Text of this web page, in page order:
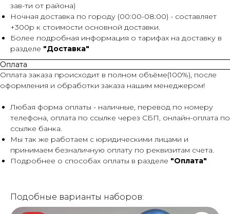
зав-ти от района)
Ночная доставка по городу (00:00-08:00) - составляет
+300р к стоимости основной доставки.
Более подробная информация о тарифах на доставку в
разделе "Доставка"
Оплата
Оплата заказа происходит в полном объёме(100%), после
оформления и обработки заказа нашим менеджером!
Любая форма оплаты - наличные, перевод по номеру
телефона, оплата по ссылке через СБП, онлайн-оплата по
ссылке банка.
Мы так же работаем с юридическими лицами и
принимаем безналичную оплату по реквизитам счета.
Подробнее о способах оплаты в разделе "Оплата"
Подобные варианты наборов: